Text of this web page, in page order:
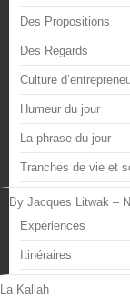
Des Propositions
Des Regards
Culture
Humeur du jour
La phrase du jour
Tranches de vie et
By Jacques Litwak –
Expériences
Itinéraires
La Kallah